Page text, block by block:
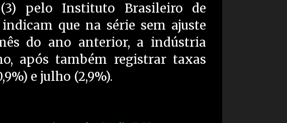
pelo Instituto Brasileiro de
que na série sem ajuste
do ano anterior, a indústria
após também registrar taxas
e julho (2,9%).